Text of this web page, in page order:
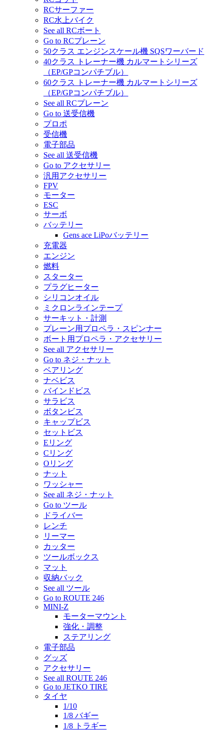
RCサーファー
RC水上バイク
See all RCボート
Go to RCプレーン
50クラス エンジンスケール機 SQSワーバード
40クラス トレーナー機 カルマートシリーズ
（EP/GPコンパチブル）
60クラス トレーナー機 カルマートシリーズ
（EP/GPコンパチブル）
See all RCプレーン
Go to 送受信機
プロポ
受信機
電子部品
See all 送受信機
Go to アクセサリー
汎用アクセサリー
FPV
モーター
ESC
サーボ
バッテリー
Gens ace LiPoバッテリー
充電器
エンジン
燃料
スターター
プラグヒーター
シリコンオイル
ミクロンラインテープ
サーキット・計測
プレーン用プロペラ・スピンナー
ボート用プロペラ・アクセサリー
See all アクセサリー
Go to ネジ・ナット
ベアリング
ナベビス
バインドビス
サラビス
ボタンビス
キャップビス
セットビス
Eリング
Cリング
Oリング
ナット
ワッシャー
See all ネジ・ナット
Go to ツール
ドライバー
レンチ
リーマー
カッター
ツールボックス
マット
収納バック
See all ツール
Go to ROUTE 246
MINI-Z
モーターマウント
強化・調整
ステアリング
電子部品
グッズ
アクセサリー
See all ROUTE 246
Go to JETKO TIRE
タイヤ
1/10
1/8 バギー
1/8 トラギー